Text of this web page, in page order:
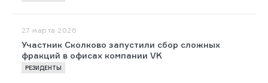
27 марта 2026
Участник Сколково запустили сбор сложных
фракций в офисах компании VK
РЕЗИДЕНТЫ